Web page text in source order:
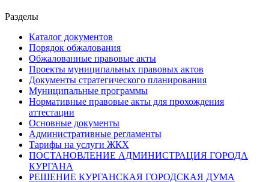
Разделы
Каталог документов
Порядок обжалования
Обжалованные правовые акты
Проекты муниципальных правовых актов
Документы стратегического планирования
Муниципальные программы
Нормативные правовые акты для прохождения
аттестации
Основные документы
Административные регламенты
Тарифы на услуги ЖКХ
ПОСТАНОВЛЕНИЕ АДМИНИСТРАЦИЯ ГОРОДА
КУРГАНА
РЕШЕНИЕ КУРГАНСКАЯ ГОРОДСКАЯ ДУМА